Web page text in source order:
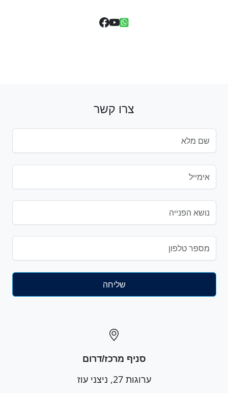
סניף מרכז/דרום
ערוגות 27, ניצני עוז
צרו קשר